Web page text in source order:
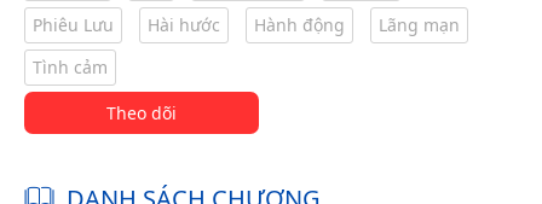
Phiêu Lưu
Hài hước Hành động
Lãng mạn
Tình cảm
Theo dõi